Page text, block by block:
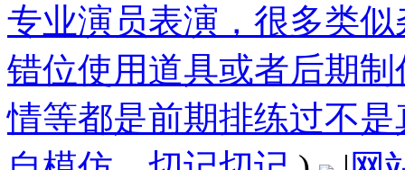
专业演员表演，很多类
错位使用道具或者后期
情等都是前期排练过不